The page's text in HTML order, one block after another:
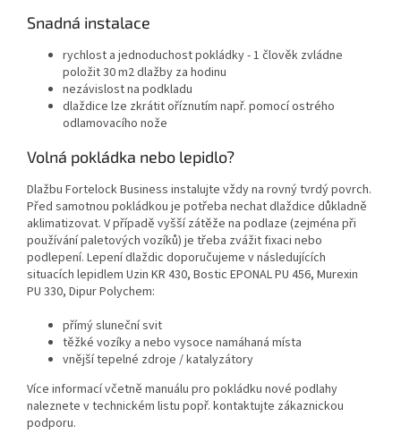
Snadná instalace
rychlost a jednoduchost pokládky - 1 člověk zvládne
položit 30 m2 dlažby za hodinu
nezávislost na podkladu
dlaždice lze zkrátit oříznutím např. pomocí ostrého
odlamovacího nože
Volná pokládka nebo lepidlo?
Dlažbu Fortelock Business instalujte vždy na rovný tvrdý povrch.
Před samotnou pokládkou je potřeba nechat dlaždice důkladně
aklimatizovat. V případě vyšší zátěže na podlaze (zejména při
používání paletových vozíků) je třeba zvážit fixaci nebo
podlepení. Lepení dlaždic doporučujeme v následujících
situacích lepidlem Uzin KR 430, Bostic EPONAL PU 456, Murexin
PU 330, Dipur Polychem:
přímý sluneční svit
těžké vozíky a nebo vysoce namáhaná místa
vnější tepelné zdroje / katalyzátory
Více informací včetně manuálu pro pokládku nové podlahy
naleznete v technickém listu popř. kontaktujte zákaznickou
podporu.